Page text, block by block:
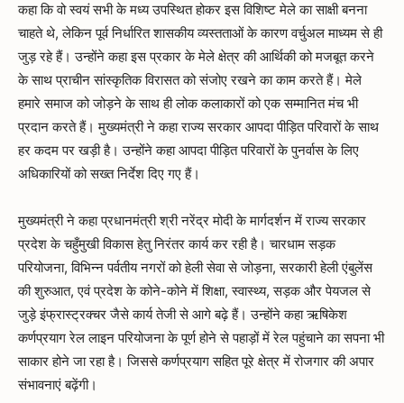
कहा कि वो स्वयं सभी के मध्य उपस्थित होकर इस विशिष्ट मेले का साक्षी बनना
चाहते थे, लेकिन पूर्व निर्धारित शासकीय व्यस्तताओं के कारण वर्चुअल माध्यम से ही
जुड़ रहे हैं। उन्होंने कहा इस प्रकार के मेले क्षेत्र की आर्थिकी को मजबूत करने
के साथ प्राचीन सांस्कृतिक विरासत को संजोए रखने का काम करते हैं। मेले
हमारे समाज को जोड़ने के साथ ही लोक कलाकारों को एक सम्मानित मंच भी
प्रदान करते हैं। मुख्यमंत्री ने कहा राज्य सरकार आपदा पीड़ित परिवारों के साथ
हर कदम पर खड़ी है। उन्होंने कहा आपदा पीड़ित परिवारों के पुनर्वास के लिए
अधिकारियों को सख्त निर्देश दिए गए हैं।
मुख्यमंत्री ने कहा प्रधानमंत्री श्री नरेंद्र मोदी के मार्गदर्शन में राज्य सरकार
प्रदेश के चहुँमुखी विकास हेतु निरंतर कार्य कर रही है। चारधाम सड़क
परियोजना, विभिन्न पर्वतीय नगरों को हेली सेवा से जोड़ना, सरकारी हेली एंबुलेंस
की शुरुआत, एवं प्रदेश के कोने-कोने में शिक्षा, स्वास्थ्य, सड़क और पेयजल से
जुड़े इंफ्रास्ट्रक्चर जैसे कार्य तेजी से आगे बढ़े हैं। उन्होंने कहा ऋषिकेश
कर्णप्रयाग रेल लाइन परियोजना के पूर्ण होने से पहाड़ों में रेल पहुंचाने का सपना भी
साकार होने जा रहा है। जिससे कर्णप्रयाग सहित पूरे क्षेत्र में रोजगार की अपार
संभावनाएं बढ़ेंगी।